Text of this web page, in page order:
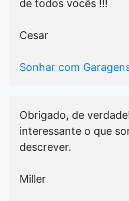
de todos vocês !!!
Cesar
Sonhar com
Obrigado, de
interessante o que
descrever.
Miller